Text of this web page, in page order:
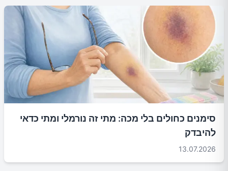
סימנים כחולים בלי מכה: מתי זה נורמלי ומתי כדאי
להיבדק
13.07.2026